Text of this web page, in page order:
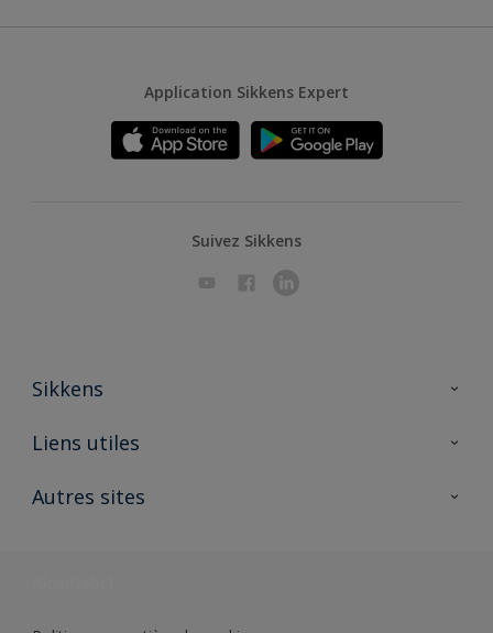
Application Sikkens Expert
Suivez Sikkens
Sikkens
A propos de Sikkens
Liens utiles
Ouvrir un magasin PASS
Autres sites